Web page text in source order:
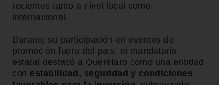
recientes tanto a nivel local como
internacional.
Durante su participación en eventos de
promoción fuera del país, el mandatario
estatal destacó a Querétaro como una entidad
con estabilidad, seguridad y condiciones